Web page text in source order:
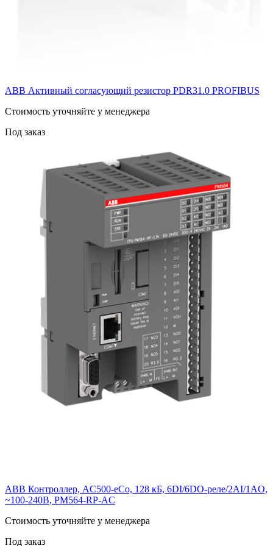
ABB Активный согласующий резистор PDR31.0 PROFIBUS
Cтоимость уточняйте у менеджера
Под заказ
ABB Контроллер, AC500-eCo, 128 кБ, 6DI/6DO-реле/2AI/1AO,
~100-240В, PM564-RP-AC
Cтоимость уточняйте у менеджера
Под заказ